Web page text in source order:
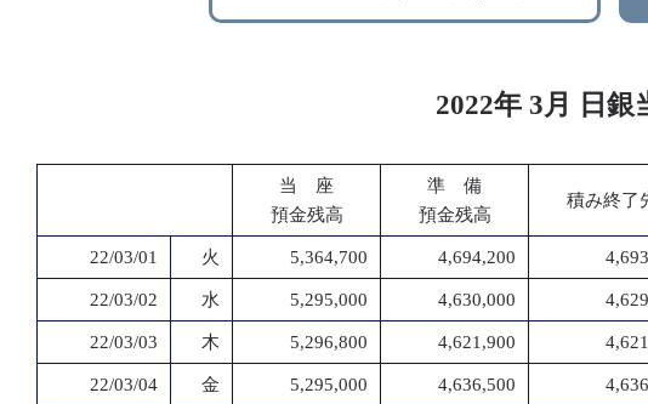
2022年 3月 日銀
当 座
預金残高
準 備
預金残高
積み終了
22/03/01 火 5,364,700 4,694,200
22/03/02 水 5,295,000 4,630,000
22/03/03 木 5,296,800 4,621,900
22/03/04 金 5,295,000 4,636,500